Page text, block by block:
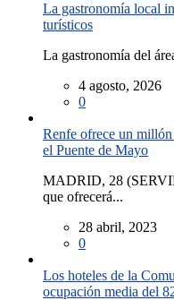
La gastronomía local
turísticos
La gastronomía del
4 agosto, 2026
0
Renfe ofrece un millón
el Puente de Mayo
MADRID, 28
que ofrecerá...
28 abril, 2023
0
Los hoteles de la
ocupación media del